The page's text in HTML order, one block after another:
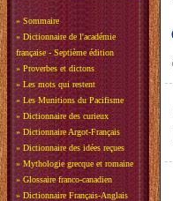
» Sommaire
» Dictionnaire de l'académie
française - Septième édition
» Proverbes et dictons
» Les mots qui restent
» Les Munitions du Pacifisme
» Dictionnaire des curieux
» Dictionnaire Argot-Français
» Dictionnaire des idées reçues
» Mythologie grecque et romaine
» Glossaire franco-canadien
» Dictionnaire Français-Anglais